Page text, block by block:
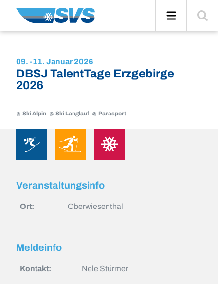
Inhalt
09. -11. Januar 2026
DBSJ TalentTage Erzgebirge
2026
Ski Alpin Ski Langlauf Parasport
Alpin
Langlauf
Veranstaltungsinfo
Ort: Oberwiesenthal
Meldeinfo
Kontakt: Nele Stürmer